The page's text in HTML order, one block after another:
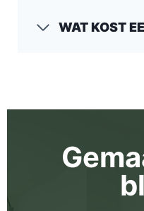
WAT KOST